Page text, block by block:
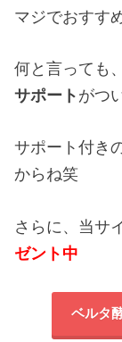
マジでおすす
何と言っても
サポート がつ
サポート付き
からね笑
さらに、当サ
ゼント中
ベルタ